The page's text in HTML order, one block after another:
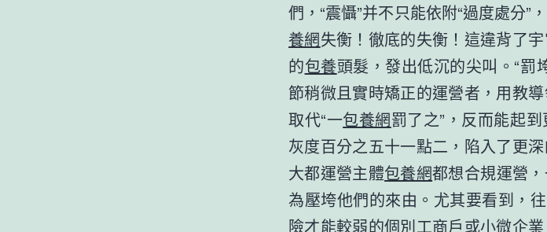
們，“震懾”并不只能依附“過度處分”
養網失衡！徹底的失衡！這違背了
的包養頭髮，發出低沉的尖叫。“罰
節稍微且實時矯正的運營者，用教
取代“一包養網罰了之”，反而能起
灰度百分之五十一點二，陷入了更
大都運營主體包養網都想合規運營
為壓垮他們的來由。尤其要看到，
險才能較弱的個別工商戶或小微企